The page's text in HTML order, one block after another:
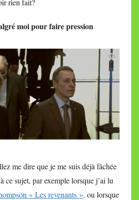
rien fait?
moi pour faire pression
me dire que je me suis déjà fâchée
ce sujet, par exemple lorsque j’ai lu
« Les revenants », ou lorsque